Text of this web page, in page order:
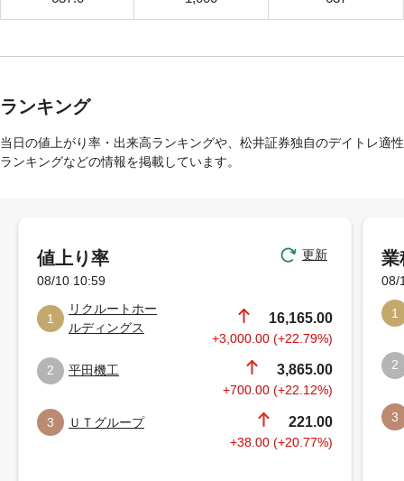
ランキング
当日の値上がり率・出来高ランキングや、松井証券独自のデイトレ適性
ランキングなどの情報を掲載しています。